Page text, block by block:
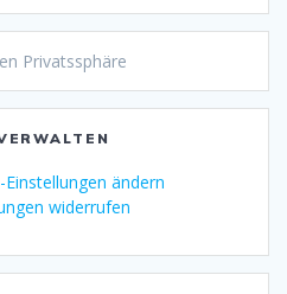
Privatssphäre
ändern
widerrufen